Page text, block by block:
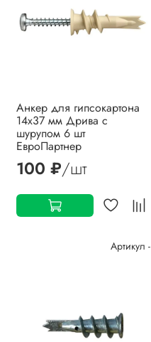
Анкер для гипсокартона
14x37 мм Дрива с
шурупом 6 шт
ЕвроПартнер
100 ₽/шт
Артикул -